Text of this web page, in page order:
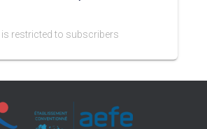
restricted to subscribers